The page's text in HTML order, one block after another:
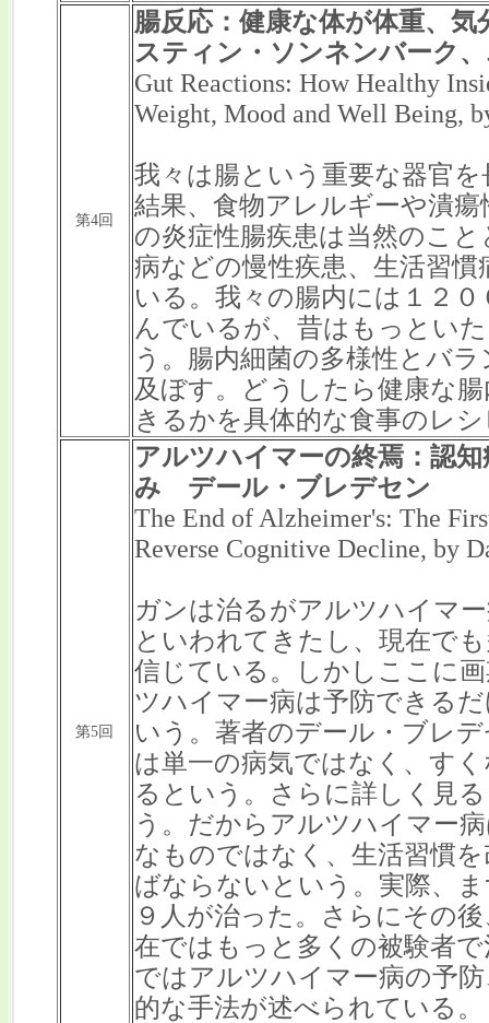
第4回
腸反応：健康な体が体重、
スティン・ソンネンバーク
Gut Reactions: How Healthy
Weight, Mood and Well Being,
我々は腸という重要な器官
結果、食物アレルギーや潰
の炎症性腸疾患は当然のこ
病などの慢性疾患、生活習
いる。我々の腸内には１２
んでいるが、昔はもっとい
う。腸内細菌の多様性とバ
及ぼす。どうしたら健康な
きるかを具体的な食事のレ
第5回
アルツハイマーの終焉：認
み デール・ブレデセン
The End of Alzheimer's: The
Reverse Cognitive Decline, by
ガンは治るがアルツハイマ
といわれてきたし、現在で
信じている。しかしここに
ツハイマー病は予防できる
いう。著者のデール・ブレ
は単一の病気ではなく、す
るという。さらに詳しく見
う。だからアルツハイマー
なものではなく、生活習慣
ばならないという。実際、
９人が治った。さらにその
在ではもっと多くの被験者
ではアルツハイマー病の予
的な手法が述べられている。